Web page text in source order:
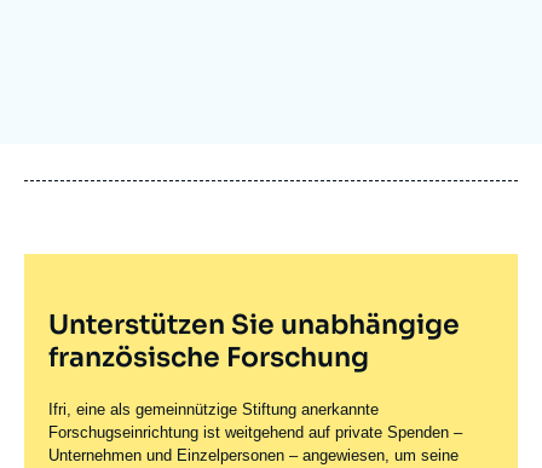
Unterstützen Sie unabhängige
französische Forschung
Ifri, eine als gemeinnützige Stiftung anerkannte
Forschugseinrichtung ist weitgehend auf private Spenden –
Unternehmen und Einzelpersonen – angewiesen, um seine